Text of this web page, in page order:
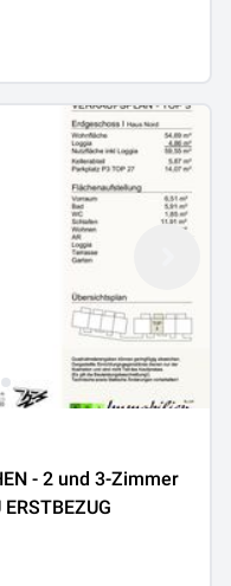
- 2 und 3-Zimmer